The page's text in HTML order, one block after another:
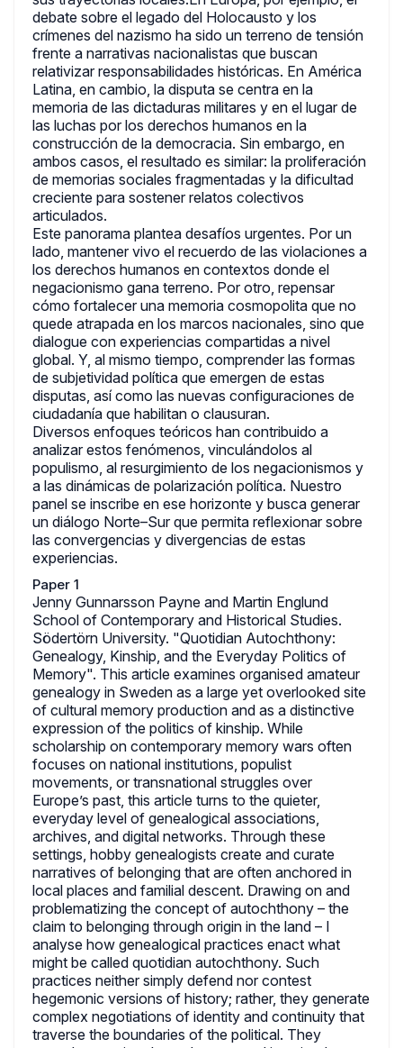
debate sobre el legado del Holocausto y los
crímenes del nazismo ha sido un terreno de tensión
frente a narrativas nacionalistas que buscan
relativizar responsabilidades históricas. En América
Latina, en cambio, la disputa se centra en la
memoria de las dictaduras militares y en el lugar de
las luchas por los derechos humanos en la
construcción de la democracia. Sin embargo, en
ambos casos, el resultado es similar: la proliferación
de memorias sociales fragmentadas y la dificultad
creciente para sostener relatos colectivos
articulados.
Este panorama plantea desafíos urgentes. Por un
lado, mantener vivo el recuerdo de las violaciones a
los derechos humanos en contextos donde el
negacionismo gana terreno. Por otro, repensar
cómo fortalecer una memoria cosmopolita que no
quede atrapada en los marcos nacionales, sino que
dialogue con experiencias compartidas a nivel
global. Y, al mismo tiempo, comprender las formas
de subjetividad política que emergen de estas
disputas, así como las nuevas configuraciones de
ciudadanía que habilitan o clausuran.
Diversos enfoques teóricos han contribuido a
analizar estos fenómenos, vinculándolos al
populismo, al resurgimiento de los negacionismos y
a las dinámicas de polarización política. Nuestro
panel se inscribe en ese horizonte y busca generar
un diálogo Norte–Sur que permita reflexionar sobre
las convergencias y divergencias de estas
experiencias.
Paper 1
Jenny Gunnarsson Payne and Martin Englund
School of Contemporary and Historical Studies.
Södertörn University. "Quotidian Autochthony:
Genealogy, Kinship, and the Everyday Politics of
Memory". This article examines organised amateur
genealogy in Sweden as a large yet overlooked site
of cultural memory production and as a distinctive
expression of the politics of kinship. While
scholarship on contemporary memory wars often
focuses on national institutions, populist
movements, or transnational struggles over
Europe’s past, this article turns to the quieter,
everyday level of genealogical associations,
archives, and digital networks. Through these
settings, hobby genealogists create and curate
narratives of belonging that are often anchored in
local places and familial descent. Drawing on and
problematizing the concept of autochthony – the
claim to belonging through origin in the land – I
analyse how genealogical practices enact what
might be called quotidian autochthony. Such
practices neither simply defend nor contest
hegemonic versions of history; rather, they generate
complex negotiations of identity and continuity that
traverse the boundaries of the political. They